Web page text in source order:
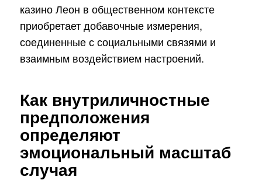
казино Леон в общественном контексте
приобретает добавочные измерения,
соединенные с социальными связями и
взаимным воздействием настроений.
Как внутриличностные
предположения
определяют
эмоциональный масштаб
случая